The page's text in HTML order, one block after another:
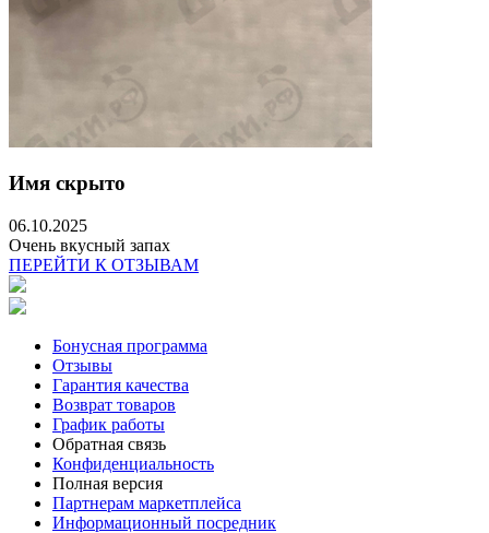
Имя скрыто
06.10.2025
Очень вкусный запах
ПЕРЕЙТИ К ОТЗЫВАМ
Бонусная программа
Отзывы
Гарантия качества
Возврат товаров
График работы
Обратная связь
Конфиденциальность
Полная версия
Партнерам маркетплейса
Информационный посредник